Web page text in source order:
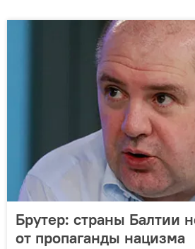
Брутер: страны Балтии
от пропаганды нацизма